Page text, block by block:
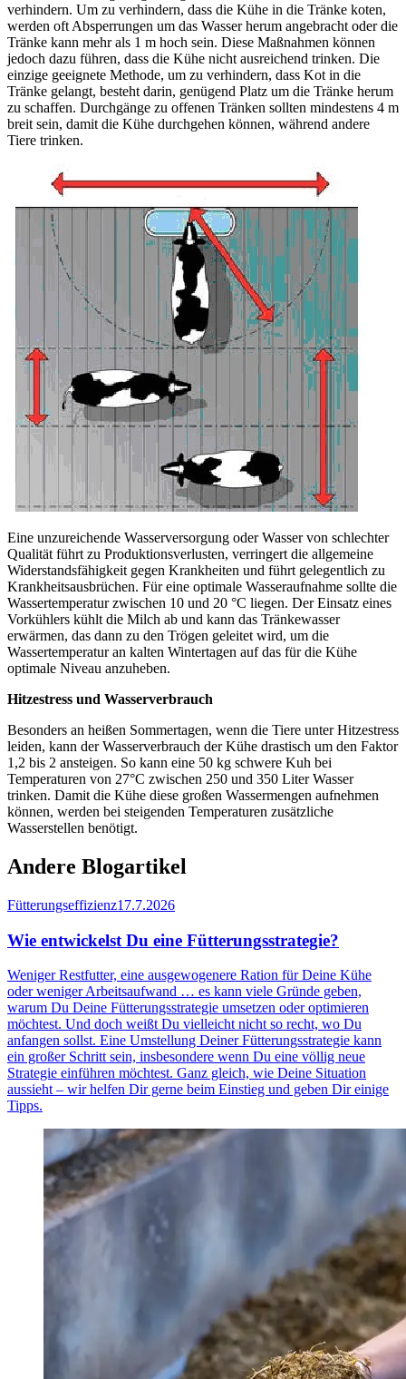
verhindern. Um zu verhindern, dass die Kühe in die Tränke koten,
werden oft Absperrungen um das Wasser herum angebracht oder die
Tränke kann mehr als 1 m hoch sein. Diese Maßnahmen können
jedoch dazu führen, dass die Kühe nicht ausreichend trinken. Die
einzige geeignete Methode, um zu verhindern, dass Kot in die
Tränke gelangt, besteht darin, genügend Platz um die Tränke herum
zu schaffen. Durchgänge zu offenen Tränken sollten mindestens 4 m
breit sein, damit die Kühe durchgehen können, während andere
Tiere trinken.
Eine unzureichende Wasserversorgung oder Wasser von schlechter
Qualität führt zu Produktionsverlusten, verringert die allgemeine
Widerstandsfähigkeit gegen Krankheiten und führt gelegentlich zu
Krankheitsausbrüchen. Für eine optimale Wasseraufnahme sollte die
Wassertemperatur zwischen 10 und 20 °C liegen. Der Einsatz eines
Vorkühlers kühlt die Milch ab und kann das Tränkewasser
erwärmen, das dann zu den Trögen geleitet wird, um die
Wassertemperatur an kalten Wintertagen auf das für die Kühe
optimale Niveau anzuheben.
Hitzestress und Wasserverbrauch
Besonders an heißen Sommertagen, wenn die Tiere unter Hitzestress
leiden, kann der Wasserverbrauch der Kühe drastisch um den Faktor
1,2 bis 2 ansteigen. So kann eine 50 kg schwere Kuh bei
Temperaturen von 27°C zwischen 250 und 350 Liter Wasser
trinken. Damit die Kühe diese großen Wassermengen aufnehmen
können, werden bei steigenden Temperaturen zusätzliche
Wasserstellen benötigt.
Andere Blogartikel
Fütterungseffizienz17.7.2026
Wie entwickelst Du eine Fütterungsstrategie?
Weniger Restfutter, eine ausgewogenere Ration für Deine Kühe
oder weniger Arbeitsaufwand … es kann viele Gründe geben,
warum Du Deine Fütterungsstrategie umsetzen oder optimieren
möchtest. Und doch weißt Du vielleicht nicht so recht, wo Du
anfangen sollst. Eine Umstellung Deiner Fütterungsstrategie kann
ein großer Schritt sein, insbesondere wenn Du eine völlig neue
Strategie einführen möchtest. Ganz gleich, wie Deine Situation
aussieht – wir helfen Dir gerne beim Einstieg und geben Dir einige
Tipps.